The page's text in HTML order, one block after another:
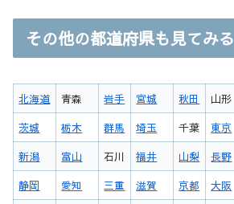
その他の都道府県も見てみる
北海道 青森 岩手 宮城 秋田 山形
茨城 栃木 群馬 埼玉 千葉 東京
新潟 富山 石川 福井 山梨 長野
静岡 愛知 三重 滋賀 京都 大阪